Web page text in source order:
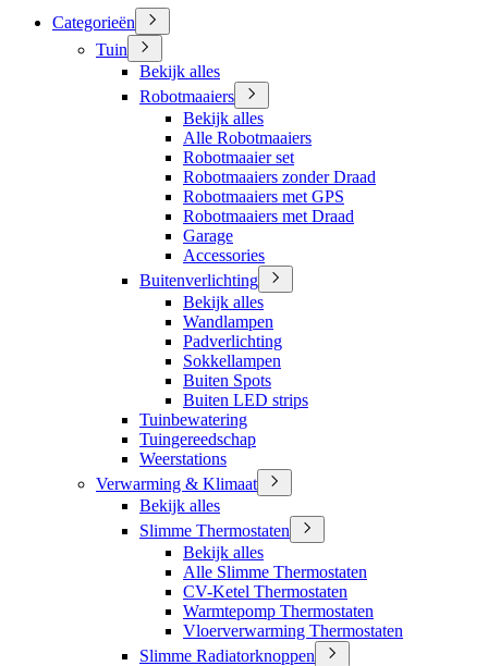
Categorieën
Tuin
Bekijk alles
Robotmaaiers
Bekijk alles
Alle Robotmaaiers
Robotmaaier set
Robotmaaiers zonder Draad
Robotmaaiers met GPS
Robotmaaiers met Draad
Garage
Accessories
Buitenverlichting
Bekijk alles
Wandlampen
Padverlichting
Sokkellampen
Buiten Spots
Buiten LED strips
Tuinbewatering
Tuingereedschap
Weerstations
Verwarming & Klimaat
Bekijk alles
Slimme Thermostaten
Bekijk alles
Alle Slimme Thermostaten
CV-Ketel Thermostaten
Warmtepomp Thermostaten
Vloerverwarming Thermostaten
Slimme Radiatorknoppen